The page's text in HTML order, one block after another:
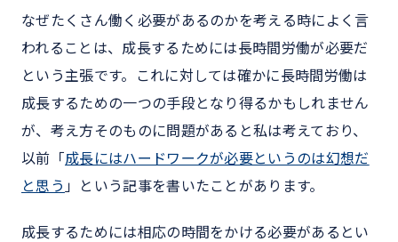
なぜたくさん働く必要があるのかを考える時によく言
われることは、成長するためには長時間労働が必要だ
という主張です。これに対しては確かに長時間労働は
成長するための一つの手段となり得るかもしれません
が、考え方そのものに問題があると私は考えており、
以前「成長にはハードワークが必要というのは幻想だ
と思う 」という記事を書いたことがあります。
成長するためには相応の時間をかける必要があるとい